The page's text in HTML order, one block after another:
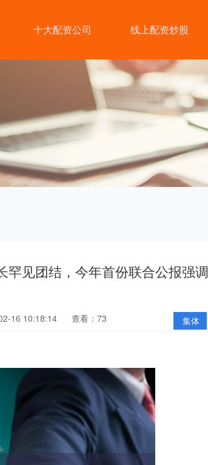
十大配资公司 线上配资炒股
罕见团结，今年首份联合公报强调
集体
16 10:18:14 查看：73